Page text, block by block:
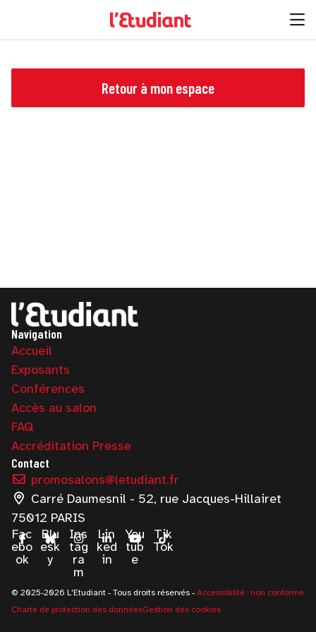
Retour à mon espace
Navigation
Accueil
Exposants
Conférences
Accès au salon
FAQ
Accréditation Presse
Contact
promosalons@letudiant.fr
Carré Daumesnil - 52, rue Jacques-Hillairet
75012 PARIS
Fac
ebo
ok
Blu
esk
y
Ins
tag
ra
m
Lin
ked
in
You
tub
e
Tik
Tok
© 2025-2026 L'Etudiant - Tous droits réservés - Accessibilité : non conforme
Charte de protection des donnéesGestion des cookies